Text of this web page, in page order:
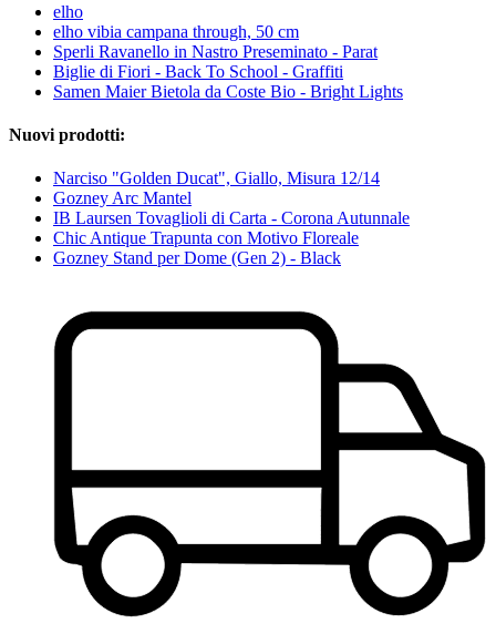
elho
elho vibia campana through, 50 cm
Sperli Ravanello in Nastro Preseminato - Parat
Biglie di Fiori - Back To School - Graffiti
Samen Maier Bietola da Coste Bio - Bright Lights
Nuovi prodotti:
Narciso "Golden Ducat", Giallo, Misura 12/14
Gozney Arc Mantel
IB Laursen Tovaglioli di Carta - Corona Autunnale
Chic Antique Trapunta con Motivo Floreale
Gozney Stand per Dome (Gen 2) - Black